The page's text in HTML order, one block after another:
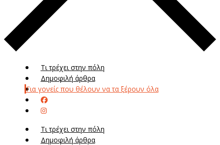
Τι τρέχει στην πόλη
Δημοφιλή άρθρα
Για γονείς που θέλουν να τα ξέρουν όλα
Τι τρέχει στην πόλη
Δημοφιλή άρθρα